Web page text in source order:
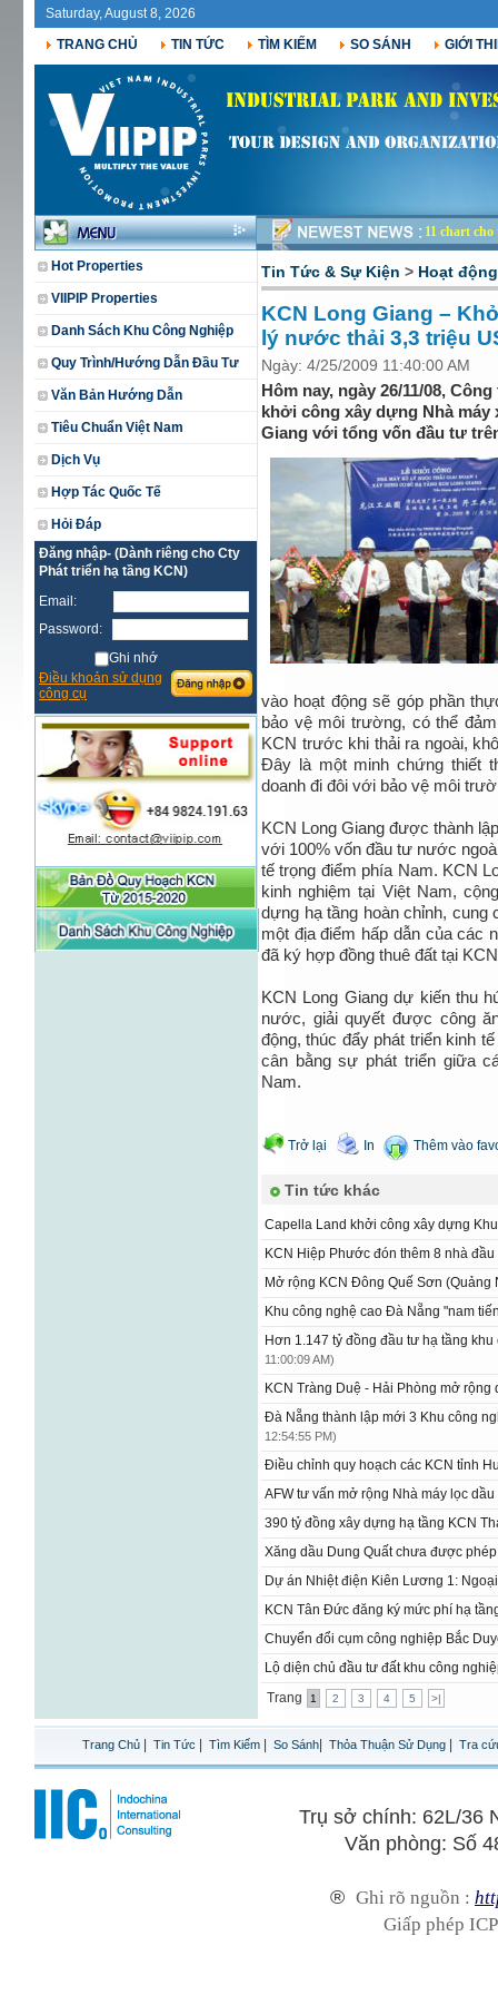
Saturday, August 8, 2026
TRANG CHỦ
TIN TỨC TÌM KIẾM SO SÁNH GIỚI
Hot Properties
VIIPIP Properties
Danh Sách Khu Công Nghiệp
Quy Trình/Hướng Dẫn Đầu Tư
Văn Bản Hướng Dẫn
Tiêu Chuẩn Việt Nam
Dịch Vụ
Hợp Tác Quốc Tế
Hỏi Đáp
Đăng nhập- (Dành riêng cho Cty
Phát triển hạ tầng KCN)
Email:
Password:
Ghi nhớ
Điều khoản sử dụng
công cụ
11 chart
Tin Tức & Sự Kiện > Hoạt
KCN Long Giang –
lý nước thải 3,3 triệu
Ngày: 4/25/2009 11:40:00 AM
Hôm nay, ngày 26/11/08,
khởi công xây dựng Nhà
Giang với tổng vốn đầu tư
vào hoạt động sẽ góp phần
bảo vệ môi trường, có thể
KCN trước khi thải ra ngoài,
Đây là một minh chứng thiết
doanh đi đôi với bảo vệ môi
KCN Long Giang được thành
với 100% vốn đầu tư nước
tế trọng điểm phía Nam. KCN
kinh nghiệm tại Việt Nam,
dựng hạ tầng hoàn chỉnh,
một địa điểm hấp dẫn của các
đã ký hợp đồng thuê đất tại
KCN Long Giang dự kiến thu
nước, giải quyết được công
động, thúc đẩy phát triển kinh
cân bằng sự phát triển giữa
Nam.
Trở lại In Thêm vào
Tin tức khác
Capella Land khởi công xây dựng
KCN Hiệp Phước đón thêm 8 nhà
Mở rộng KCN Đông Quế Sơn (Quảng
Khu công nghệ cao Đà Nẵng "nam
Hơn 1.147 tỷ đồng đầu tư hạ tầng
11:00:09 AM)
KCN Tràng Duệ - Hải Phòng mở
Đà Nẵng thành lập mới 3 Khu công
12:54:55 PM)
Điều chỉnh quy hoạch các KCN tỉnh
AFW tư vấn mở rộng Nhà máy lọc
390 tỷ đồng xây dựng hạ tầng KCN
Xăng dầu Dung Quất chưa được
Dự án Nhiệt điện Kiên Lương 1:
​KCN Tân Đức đăng ký mức phí hạ
Chuyển đổi cụm công nghiệp Bắc
Lộ diện chủ đầu tư đất khu công
Trang
1 2 3 4 5 >|
Trang Chủ Tin Tức Tìm Kiếm So Sánh Thỏa Thuận Sử Dụng Tra
Trụ sở chính: 62L/36
Văn phòng: Số
® Ghi rõ nguồn :
Giấp phép